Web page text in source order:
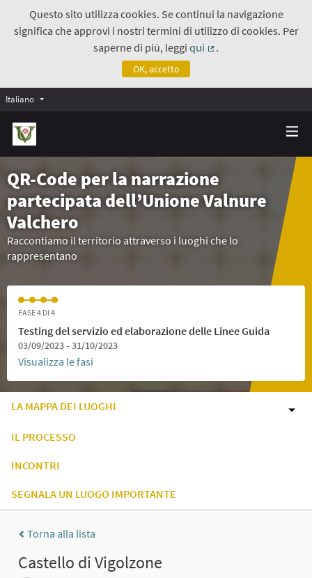
Questo sito utilizza cookies. Se continui la navigazione
significa che approvi i nostri termini di utilizzo di cookies. Per
saperne di più, leggiqui
.
OK, accetto
Italiano
QR-Code per la narrazione
partecipata dell’Unione Valnure
Valchero
Raccontiamo il territorio attraverso i luoghi che lo
rappresentano
FASE 4 DI 4
Testing del servizio ed elaborazione delle Linee Guida
03/09/2023 - 31/10/2023
Visualizza le fasi
LA MAPPA DEI LUOGHI
IL PROCESSO
INCONTRI
SEGNALA UN LUOGO IMPORTANTE
Torna alla lista
Castello di Vigolzone